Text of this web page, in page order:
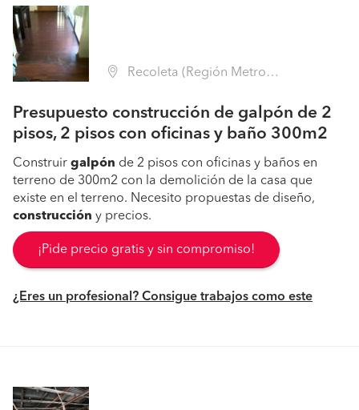
Recoleta (Región Metropolitana - Santiago)
Presupuesto construcción de galpón de 2
pisos, 2 pisos con oficinas y baño 300m2
Construir galpón de 2 pisos con oficinas y baños en
terreno de 300m2 con la demolición de la casa que
existe en el terreno. Necesito propuestas de diseño,
construcción y precios.
¡Pide precio gratis y sin compromiso!
¿Eres un profesional? Consigue trabajos como este